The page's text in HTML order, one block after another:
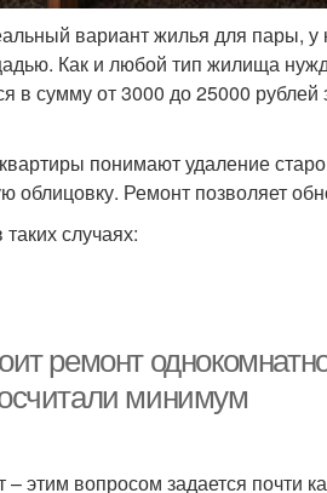
вариант жилья для пары, у
Как и любой тип жилища
в сумму от 3000 до 25000 рублей
понимают удаление
облицовку. Ремонт позволяет
случаях:
ремонт
минимум
этим вопросом задается почти